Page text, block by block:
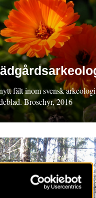
fält inom svensk
Broschyr, 2016